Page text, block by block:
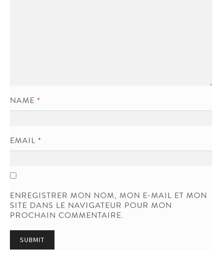
NAME *
EMAIL *
ENREGISTRER MON NOM, MON E-MAIL ET MON
SITE DANS LE NAVIGATEUR POUR MON
PROCHAIN COMMENTAIRE.